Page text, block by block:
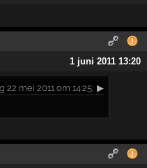
1 juni 2011 13:20
22 mei 2011 om 14:25: ▶